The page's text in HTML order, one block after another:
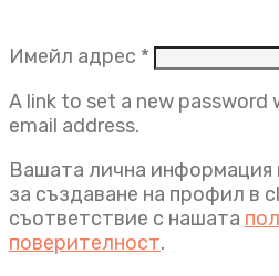
Имейл адрес *
A link to set a new password
email address.
Вашата лична информация
за създаване на профил в
съответствие с нашата
поверителност.